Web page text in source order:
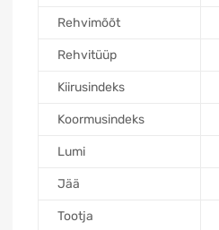
Rehvimõõt
Rehvitüüp
Kiirusindeks
Koormusindeks
Lumi
Jää
Tootja